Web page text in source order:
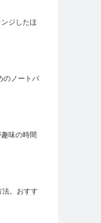
ジしたほ
のノートパ
味の時間
法。おすす